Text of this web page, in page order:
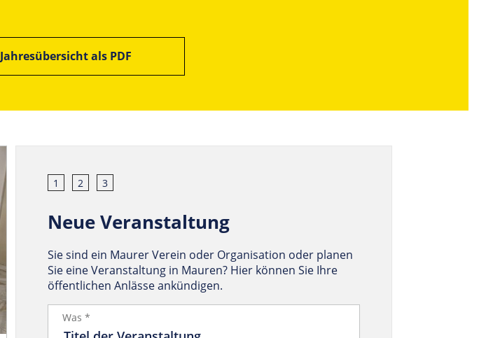
Jahresübersicht als PDF
1 2 3
Neue Veranstaltung
Sie sind ein Maurer Verein oder Organisation oder planen
Sie eine Veranstaltung in Mauren? Hier können Sie Ihre
öffentlichen Anlässe ankündigen.
Was *